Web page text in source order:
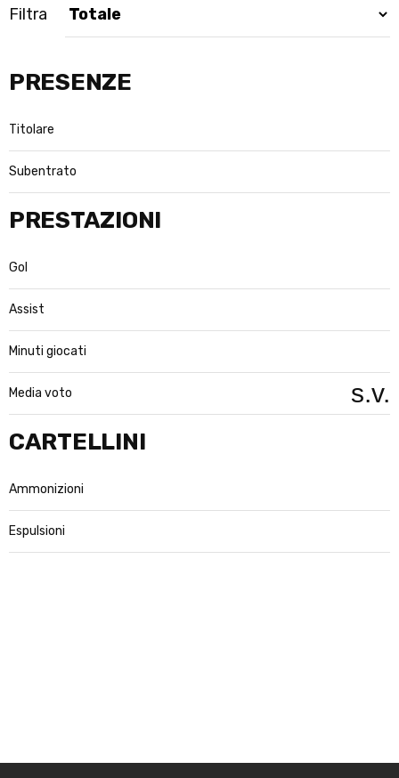
Filtra
PRESENZE
Titolare
Subentrato
CARTELLINI
Ammonizioni
Espulsioni
PRESTAZIONI
Gol
Assist
Minuti giocati
Media voto s.v.